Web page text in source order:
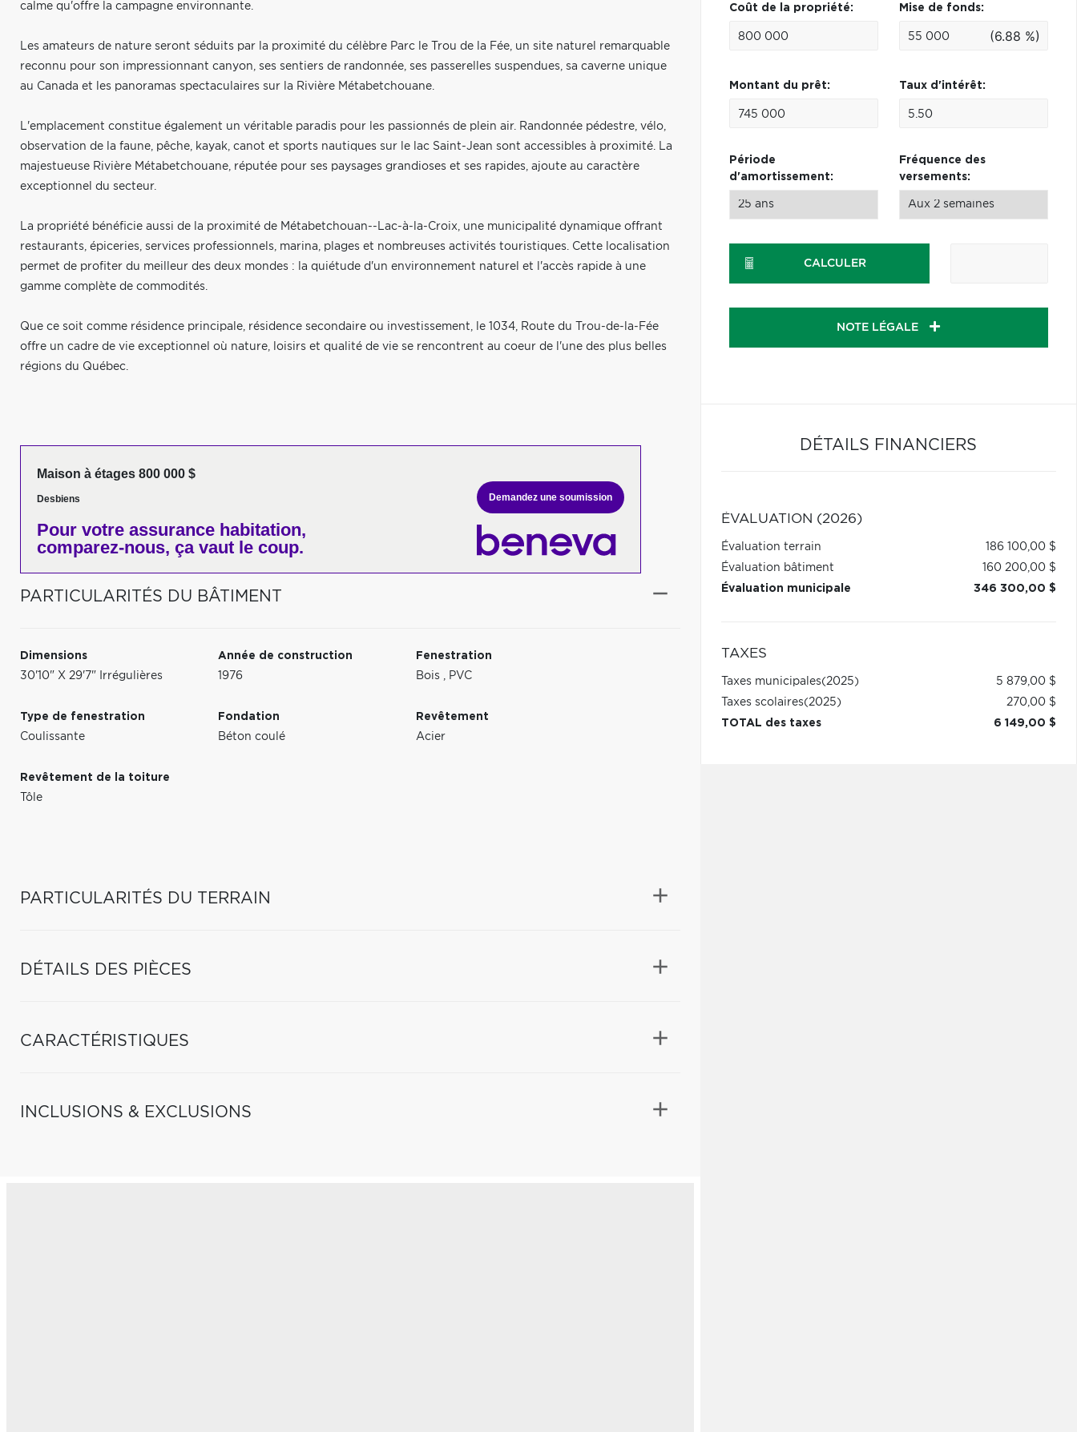
calme qu'offre la campagne environnante.
Les amateurs de nature seront séduits par la proximité du célèbre Parc le Trou de la Fée, un site naturel remarquable
reconnu pour son impressionnant canyon, ses sentiers de randonnée, ses passerelles suspendues, sa caverne unique
au Canada et les panoramas spectaculaires sur la Rivière Métabetchouane.
L'emplacement constitue également un véritable paradis pour les passionnés de plein air. Randonnée pédestre, vélo,
observation de la faune, pêche, kayak, canot et sports nautiques sur le lac Saint-Jean sont accessibles à proximité. La
majestueuse Rivière Métabetchouane, réputée pour ses paysages grandioses et ses rapides, ajoute au caractère
exceptionnel du secteur.
La propriété bénéficie aussi de la proximité de Métabetchouan--Lac-à-la-Croix, une municipalité dynamique offrant
restaurants, épiceries, services professionnels, marina, plages et nombreuses activités touristiques. Cette localisation
permet de profiter du meilleur des deux mondes : la quiétude d'un environnement naturel et l'accès rapide à une
gamme complète de commodités.
Que ce soit comme résidence principale, résidence secondaire ou investissement, le 1034, Route du Trou-de-la-Fée
offre un cadre de vie exceptionnel où nature, loisirs et qualité de vie se rencontrent au coeur de l'une des plus belles
régions du Québec.
Maison à étages 800 000 $
Desbiens
Pour votre assurance habitation,
comparez-nous, ça vaut le coup.
Demandez une soumission
PARTICULARITÉS DU BÂTIMENT
Dimensions
30'10" X 29'7" Irrégulières
Année de construction
1976
Fenestration
Bois , PVC
Type de fenestration
Coulissante
Fondation
Béton coulé
Revêtement
Acier
Revêtement de la toiture
Tôle
PARTICULARITÉS DU TERRAIN
DÉTAILS DES PIÈCES
CARACTÉRISTIQUES
INCLUSIONS & EXCLUSIONS
Coût de la propriété: Mise de fonds:
(6.88 %)
Montant du prêt: Taux d'intérêt:
Période
d'amortissement:
Fréquence des
versements:
CALCULER
NOTE LÉGALE
DÉTAILS FINANCIERS
ÉVALUATION (2026)
Évaluation terrain
186 100,00 $
Évaluation bâtiment
160 200,00 $
Évaluation municipale
346 300,00 $
TAXES
Taxes municipales(2025)
5 879,00 $
Taxes scolaires(2025)
270,00 $
TOTAL des taxes
6 149,00 $